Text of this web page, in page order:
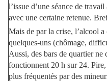
l’issue d’une séance de
avec une certaine retenue.
Mais de par la crise, l’alcool
quelques-uns (chômage,
Aussi, des bars de quartier ne
fonctionnent 20 h sur 24.
plus fréquentés par des